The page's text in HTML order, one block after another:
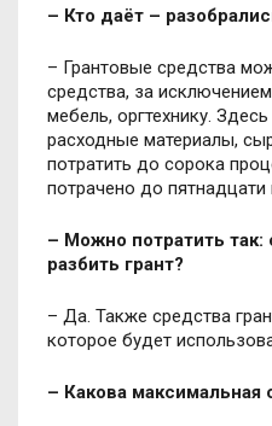
– Кто даёт –
– Грантовые средства
средства, за
мебель, оргтехнику.
расходные материалы,
потратить до сорока
потрачено до
– Можно потратить так:
разбить грант?
– Да. Также средства
которое будет
– Какова максимальная